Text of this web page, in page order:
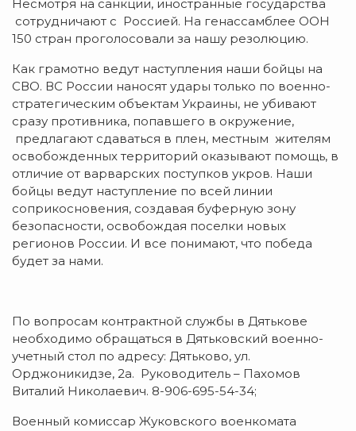
Несмотря на санкции, иностранные государства
сотрудничают с Россией. На генассамблее ООН
150 стран проголосовали за нашу резолюцию.
Как грамотно ведут наступления наши бойцы на
СВО. ВС России наносят удары только по военно-
стратегическим объектам Украины, не убивают
сразу противника, попавшего в окружение,
предлагают сдаваться в плен, местным жителям
освобожденных территорий оказывают помощь, в
отличие от варварских поступков укров. Наши
бойцы ведут наступление по всей линии
соприкосновения, создавая буферную зону
безопасности, освобождая поселки новых
регионов России. И все понимают, что победа
будет за нами.
По вопросам контрактной службы в Дятькове
необходимо обращаться в Дятьковский военно-
учетный стол по адресу: Дятьково, ул.
Орджоникидзе, 2а. Руководитель – Пахомов
Виталий Николаевич. 8-906-695-54-34;
Военный комиссар Жуковского военкомата